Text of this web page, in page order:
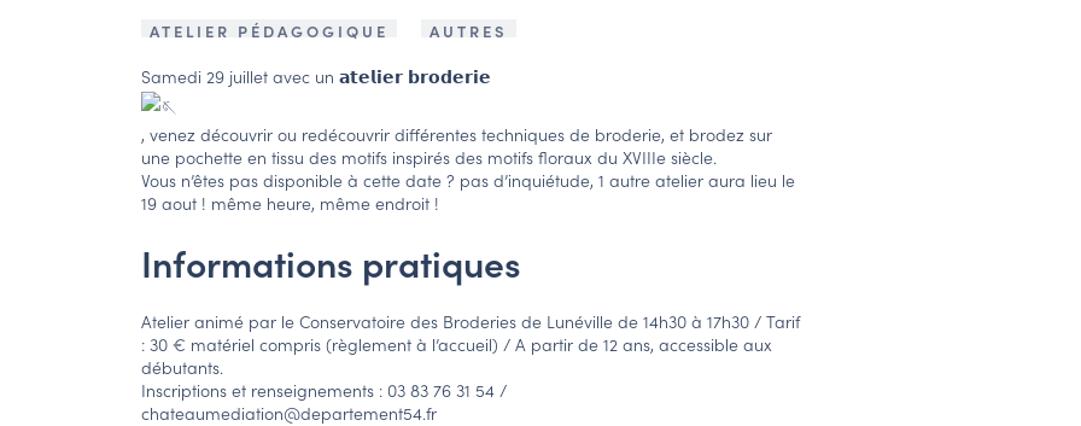
ATELIER PÉDAGOGIQUE AUTRES
Samedi 29 juillet avec un 𝗮𝘁𝗲𝗹𝗶𝗲𝗿 𝗯𝗿𝗼𝗱𝗲𝗿𝗶𝗲
, venez découvrir ou redécouvrir différentes techniques de broderie, et brodez sur
une pochette en tissu des motifs inspirés des motifs floraux du XVIIIe siècle.
Vous n’êtes pas disponible à cette date ? pas d’inquiétude, 1 autre atelier aura lieu le
19 aout ! même heure, même endroit !
Informations pratiques
Atelier animé par le Conservatoire des Broderies de Lunéville de 14h30 à 17h30 / Tarif
: 30 € matériel compris (règlement à l’accueil) / A partir de 12 ans, accessible aux
débutants.
Inscriptions et renseignements : 03 83 76 31 54 /
chateaumediation@departement54.fr